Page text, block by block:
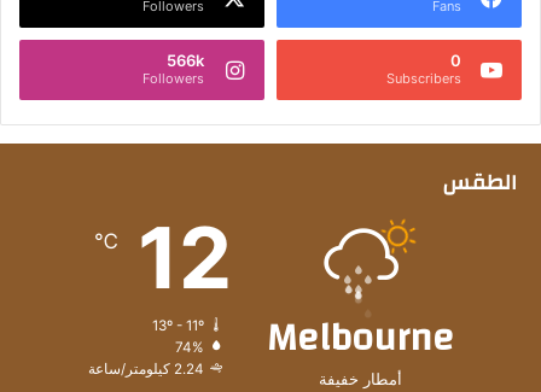
Fans
Followers
0
Subscribers
566k
Followers
الطقس
Melbourne
أمطار خفيفة
12
℃
13º - 11º
74%
2.24 كيلومتر/ساعة